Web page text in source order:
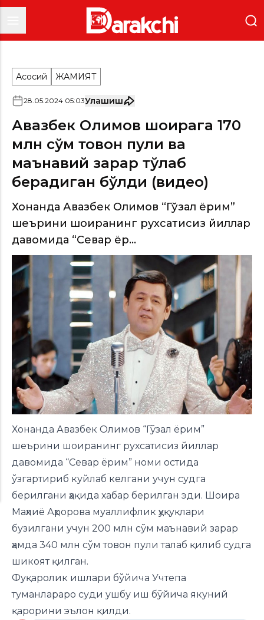
Асосий ЖАМИЯТ
28.05.2024 05:03Улашиш
Авазбек Олимов шоирага 170
млн сўм товон пули ва
маънавий зарар тўлаб
берадиган бўлди (видео)
Хонанда Авазбек Олимов “Гўзал ёрим”
шеърини шоиранинг рухсатисиз йиллар
давомида “Севар ёр...
Хонанда Авазбек Олимов “Гўзал ёрим”
шеърини шоиранинг рухсатисиз йиллар
давомида “Севар ёрим” номи остида
ўзгартириб куйлаб келгани учун судга
берилгани ҳақида хабар берилган эди. Шоира
Маҳлиё Аҳророва муаллифлик ҳуқуқлари
бузилгани учун 200 млн сўм маънавий зарар
ҳамда 340 млн сўм товон пули талаб қилиб судга
шикоят қилган.
Фуқаролик ишлари бўйича Учтепа
туманлараро суди ушбу иш бўйича якуний
қарорини эълон қилди.